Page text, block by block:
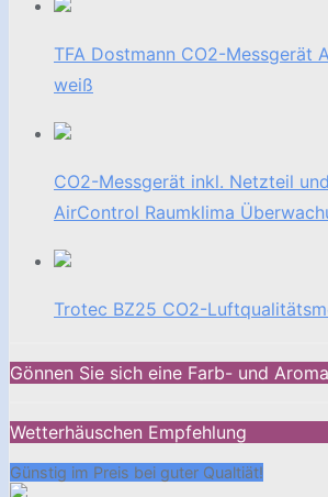
TFA Dostmann CO2-Messgerät
weiß
CO2-Messgerät inkl. Netzteil
AirControl Raumklima
Trotec BZ25 CO2-
Gönnen Sie sich eine Farb- und
Wetterhäuschen Empfehlung
Günstig im Preis bei guter Qualtiät!